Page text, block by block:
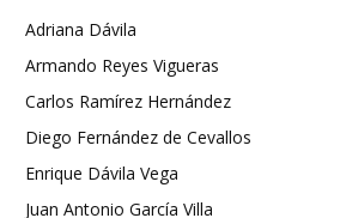
Adriana Dávila
Armando Reyes Vigueras
Carlos Ramírez Hernández
Diego Fernández de Cevallos
Enrique Dávila Vega
Juan Antonio García Villa